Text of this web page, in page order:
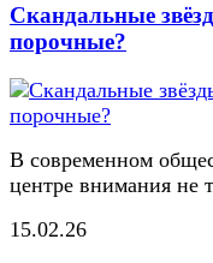
Скандальные
порочные?
В современном
центре внимания не
15.02.26